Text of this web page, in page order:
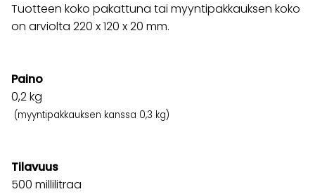
Tuotteen koko pakattuna tai myyntipakkauksen koko
on arviolta 220 x 120 x 20 mm.
Paino
0,2kg
(myyntipakkauksen kanssa 0,3 kg)
Tilavuus
500 millilitraa